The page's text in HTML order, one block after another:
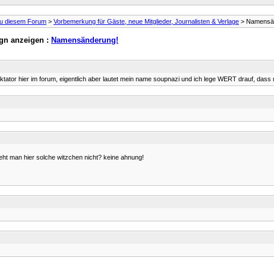
diesem Forum > Vorbemerkung für Gäste, neue Mitglieder, Journalisten & Verlage >
anzeigen : Namensänderung!
hier im forum, eigentlich aber lautet mein name soupnazi und ich lege WERT drauf,
man hier solche witzchen nicht? keine ahnung!